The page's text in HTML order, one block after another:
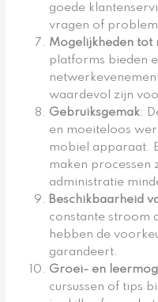
goede
vragen of
Mogelijkheden tot
platforms bieden
waardevol zijn
Gebruiksgemak:
en moeiteloos
mobiel apparaat.
maken processen
administratie
Beschikbaarheid
constante stroom
hebben de
garandeert.
Groei- en
cursussen of tips